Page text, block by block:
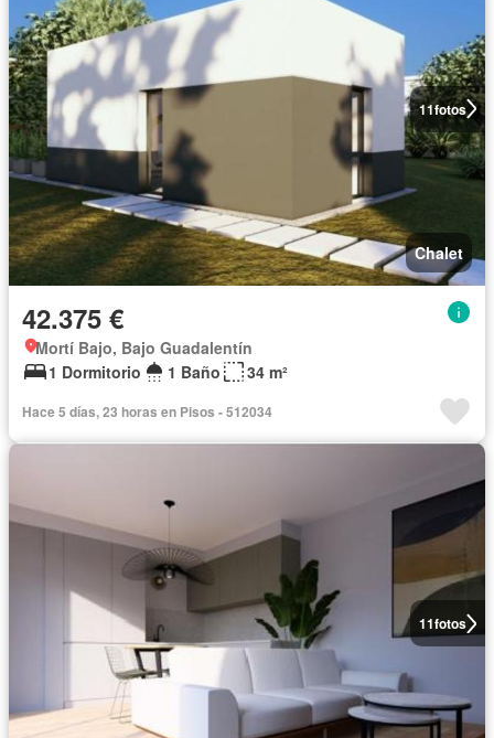
11fotos
Chalet
42.375 €
Mortí Bajo, Bajo Guadalentín
1 Dormitorio
1 Baño 34 m²
Hace 5 días, 23 horas en Pisos - 512034
11fotos